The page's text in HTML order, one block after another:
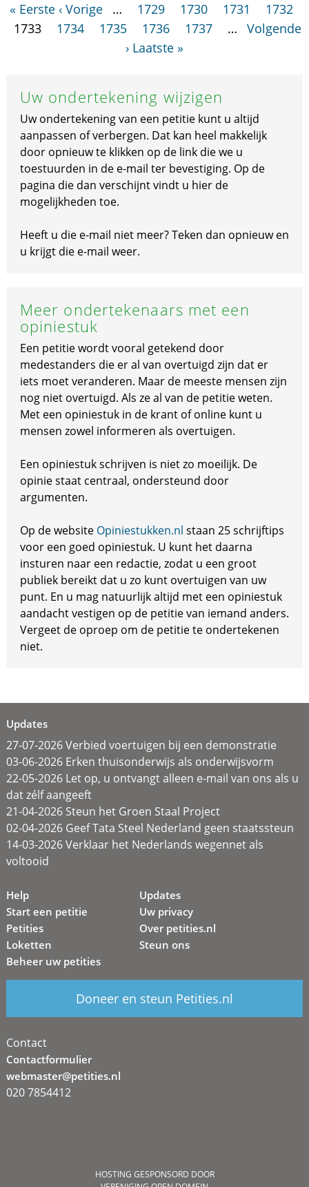
« Eerste ‹ Vorige … 1729 1730 1731
1732
1733
1734 1735 1736 1737 …
Volgende
› Laatste »
Uw ondertekening wijzigen
Uw ondertekening van een petitie kunt u altijd
aanpassen of verbergen. Dat kan heel makkelijk
door opnieuw te klikken op de link die we u
toestuurden in de e-mail ter bevestiging. Op de
pagina die dan verschijnt vindt u hier de
mogelijkheden toe.
Heeft u die e-mail niet meer? Teken dan opnieuw en
u krijgt die e-mail weer.
Meer ondertekenaars met een
opiniestuk
Een petitie wordt vooral getekend door
medestanders die er al van overtuigd zijn dat er
iets moet veranderen. Maar de meeste mensen zijn
nog niet overtuigd. Als ze al van de petitie weten.
Met een opiniestuk in de krant of online kunt u
mensen zowel informeren als overtuigen.
Een opiniestuk schrijven is niet zo moeilijk. De
opinie staat centraal, ondersteund door
argumenten.
Op de website Opiniestukken.nl staan 25 schrijftips
voor een goed opiniestuk. U kunt het daarna
insturen naar een redactie, zodat u een groot
publiek bereikt dat u zo kunt overtuigen van uw
punt. En u mag natuurlijk altijd met een opiniestuk
aandacht vestigen op de petitie van iemand anders.
Vergeet de oproep om de petitie te ondertekenen
niet.
Updates
27-07-2026 Verbied voertuigen bij een demonstratie
03-06-2026 Erken thuisonderwijs als onderwijsvorm
22-05-2026 Let op, u ontvangt alleen e-mail van ons als u
dat zélf aangeeft
21-04-2026 Steun het Groen Staal Project
02-04-2026 Geef Tata Steel Nederland geen staatssteun
14-03-2026 Verklaar het Nederlands wegennet als
voltooid
Help
Start een petitie
Petities
Loketten
Beheer uw petities
Updates
Uw privacy
Over petities.nl
Steun ons
Doneer en steun Petities.nl
Contact
Contactformulier
webmaster@petities.nl
020 7854412
HOSTING GESPONSORD DOOR